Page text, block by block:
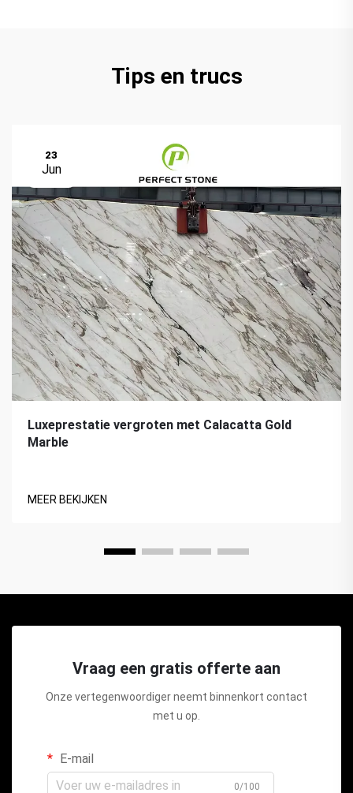
Tips en trucs
23
Jun
Luxeprestatie vergroten met Calacatta Gold
Marble
MEER BEKIJKEN
Vraag een gratis offerte aan
Onze vertegenwoordiger neemt binnenkort contact
met u op.
E-mail
0/100